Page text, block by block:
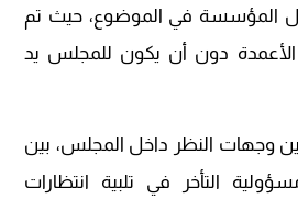
المؤسسة في الموضوع، حيث تم
الأعمدة دون أن يكون للمجلس يد
وجهات النظر داخل المجلس، بين
التأخر في تلبية انتظارات